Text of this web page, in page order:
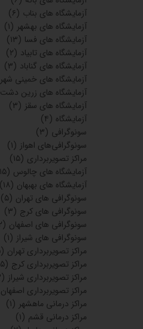
آزمایشگاه های بناب (۶)
آزمایشگاه های بهشهر (۱)
آزمایشگاه های فسا (۱۳)
آزمایشگاه های تابیاد (۲)
آزمایشگاه های گناباد (۳)
آزمایشگاه های خمینی شهر
آزمایشگاه های زرین دشت
آزمایشگاه های سقز (۳)
آزمایشگاه (۴)
سونوگرافی (۳)
سونوگرافی‌های اهواز (۱)
مراکز تصویربرداری (۱۵)
آزمایشگاه های چالوس (۱۵)
آزمایشگاه های بهبهان (۱۸)
سونوگرافی های تهران (۵)
سونوگرافی های کرج (۳)
سونوگرافی های اصفهان (۲)
سونوگرافی های شیراز (۱)
مراکز تصویربرداری تهران (۱۵)
مراکز تصویربرداری کرج (۵)
مراکز تصویربرداری شیراز (۲)
مراکز تصویربرداری اصفهان
مراکز درمانی ماهشهر (۱)
مراکز درمانی قشم (۱)